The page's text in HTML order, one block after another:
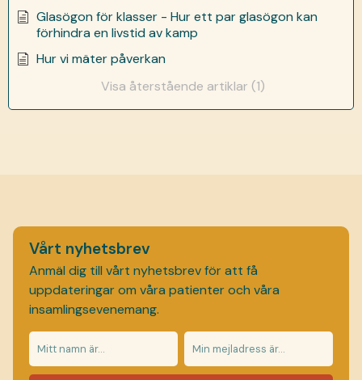
Glasögon för klasser - Hur ett par glasögon kan
förhindra en livstid av kamp
Hur vi mäter påverkan
Visa återstående artiklar (1)
Vårt nyhetsbrev
Anmäl dig till vårt nyhetsbrev för att få
uppdateringar om våra patienter och våra
insamlingsevenemang.